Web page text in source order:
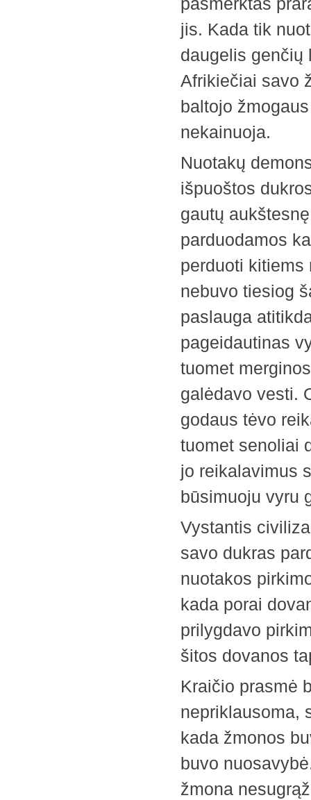
jis. Kada tik
daugelis genčių
Afrikiečiai savo
baltojo
nekainuoja.
Nuotakų
išpuoštos
gautų
parduodamos
perduoti kitiems
nebuvo tiesiog
paslauga
pageidautinas
tuomet
galėdavo vesti.
godaus tėvo
tuomet senoliai
jo reikalavimus
būsimuoju vyru
Vystantis
savo dukras
nuotakos
kada porai
prilygdavo
šitos dovanos
Kraičio prasmė
nepriklausoma,
kada žmonos
buvo
žmona